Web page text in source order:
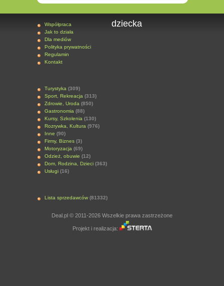
Współpraca
Jak to działa
Dla mediów
Polityka prywatności
Regulamin
Kontakt
Turystyka (309)
Sport, Rekreacja (313)
Zdrowie, Uroda (850)
Gastronomia (88)
Kursy, Szkolenia (130)
Rozrywka, Kultura (976)
Inne (90)
Firmy, Biznes (3)
Motoryzacja (69)
Odzież, obuwie (12)
Dom, Rodzina, Dzieci (363)
Usługi (16)
Lista sprzedawców (81332)
dziecka
Deal.pl © 2011-2026 Wszelkie prawa zastrzeżone
Projekt i realizacja: